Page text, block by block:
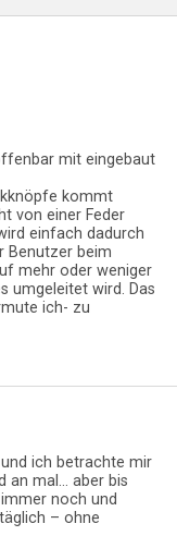
mit eingebaut
kommt
von einer Feder
einfach dadurch
Benutzer beim
mehr oder weniger
umgeleitet wird. Das
ich- zu
ich betrachte mir
an mal… aber bis
noch und
– ohne